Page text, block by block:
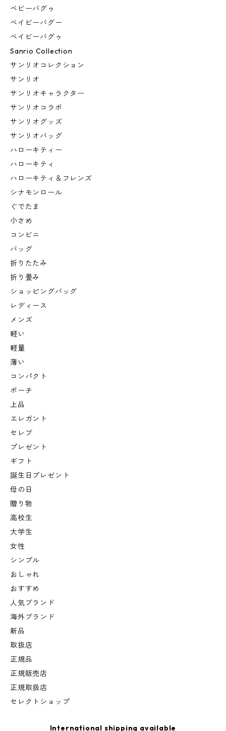
ベビーバグゥ
ベイビーバグー
ベイビーバグゥ
Sanrio Collection
サンリオコレクション
サンリオ
サンリオキャラクター
サンリオコラボ
サンリオグッズ
サンリオバッグ
ハローキティー
ハローキティ
ハローキティ＆フレンズ
シナモンロール
ぐでたま
小さめ
コンビニ
バッグ
折りたたみ
折り畳み
ショッピングバッグ
レディース
メンズ
軽い
軽量
薄い
コンパクト
ポーチ
上品
エレガント
セレブ
プレゼント
ギフト
誕生日プレゼント
母の日
贈り物
高校生
大学生
女性
シンプル
おしゃれ
おすすめ
人気ブランド
海外ブランド
新品
取扱店
正規品
正規販売店
正規取扱店
セレクトショップ
International shipping available